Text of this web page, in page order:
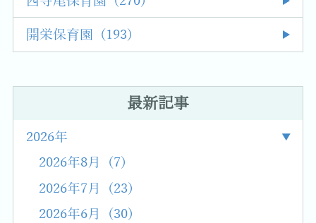
開栄保育園 (193)
最新記事
2026年
2026年8月 (7)
2026年7月 (23)
2026年6月 (30)